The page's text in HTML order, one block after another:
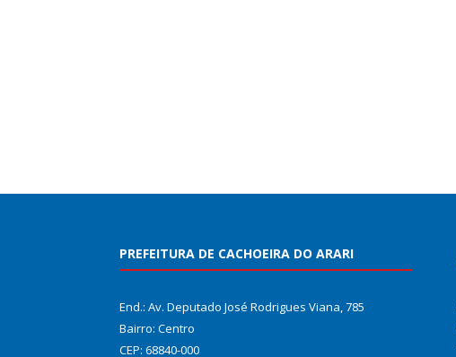
PREFEITURA DE CACHOEIRA DO ARARI
End.: Av. Deputado José Rodrigues Viana, 785
Bairro: Centro
CEP: 68840-000